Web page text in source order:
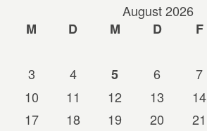
August 2026
M
D M D F
3
4 5 6 7
10
11 12 13 14
17
18 19 20 21